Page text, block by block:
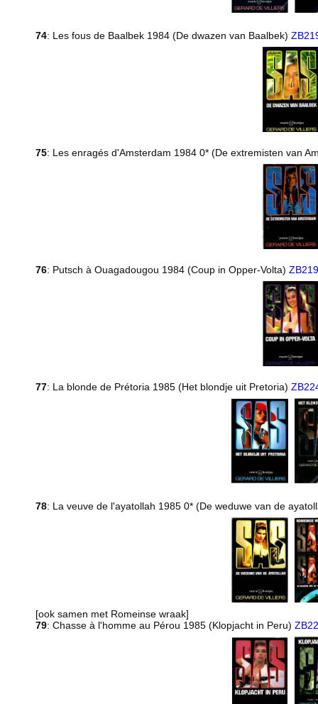
74: Les fous de Baalbek 1984 (De dwazen van Baalbek)
75: Les enragés d'Amsterdam 1984 0* (De extremisten van
76: Putsch à Ouagadougou 1984 (Coup in Opper-Volta)
77: La blonde de Prétoria 1985 (Het blondje uit Pretoria)
78: La veuve de l'ayatollah 1985 0* (De weduwe van de
[ook samen met Romeinse wraak]
79: Chasse à l'homme au Pérou 1985 (Klopjacht in Peru)